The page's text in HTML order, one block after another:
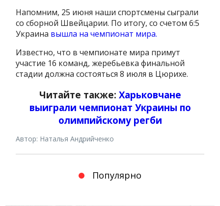
Напомним, 25 июня наши спортсмены сыграли
со сборной Швейцарии. По итогу, со счетом 6:5
Украина вышла на чемпионат мира.
Известно, что в чемпионате мира примут
участие 16 команд, жеребьевка финальной
стадии должна состояться 8 июля в Цюрихе.
Читайте также: Харьковчане
выиграли чемпионат Украины по
олимпийскому регби
Автор: Наталья Андрийченко
Популярно